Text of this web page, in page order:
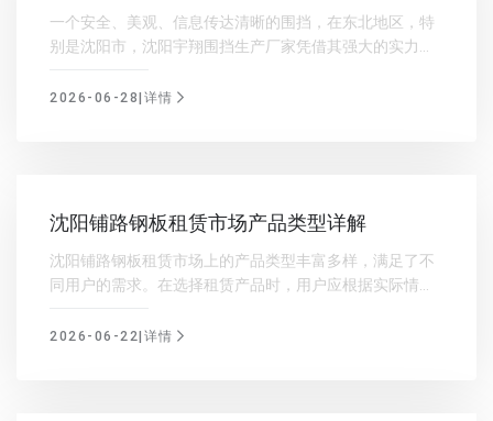
专家，提供全方位支持与服务
一个安全、美观、信息传达清晰的围挡，在东北地区，特
别是沈阳市，沈阳宇翔围挡生产厂家凭借其强大的实力、
挡解决方案提供商。
2026-06-28|详情
沈阳铺路钢板租赁市场产品类型详解
沈阳铺路钢板租赁市场上的产品类型丰富多样，满足了不
同用户的需求。在选择租赁产品时，用户应根据实际情况
品质量，为客户提供优质的服务
2026-06-22|详情